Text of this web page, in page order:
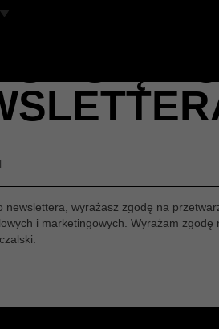
newslettera, wyrażasz zgodę na
i marketingowych. Wyrażam